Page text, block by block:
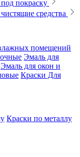
покраску
средства
помещений
Эмаль для
Эмаль для окон и
Краски Для
Краски по металлу